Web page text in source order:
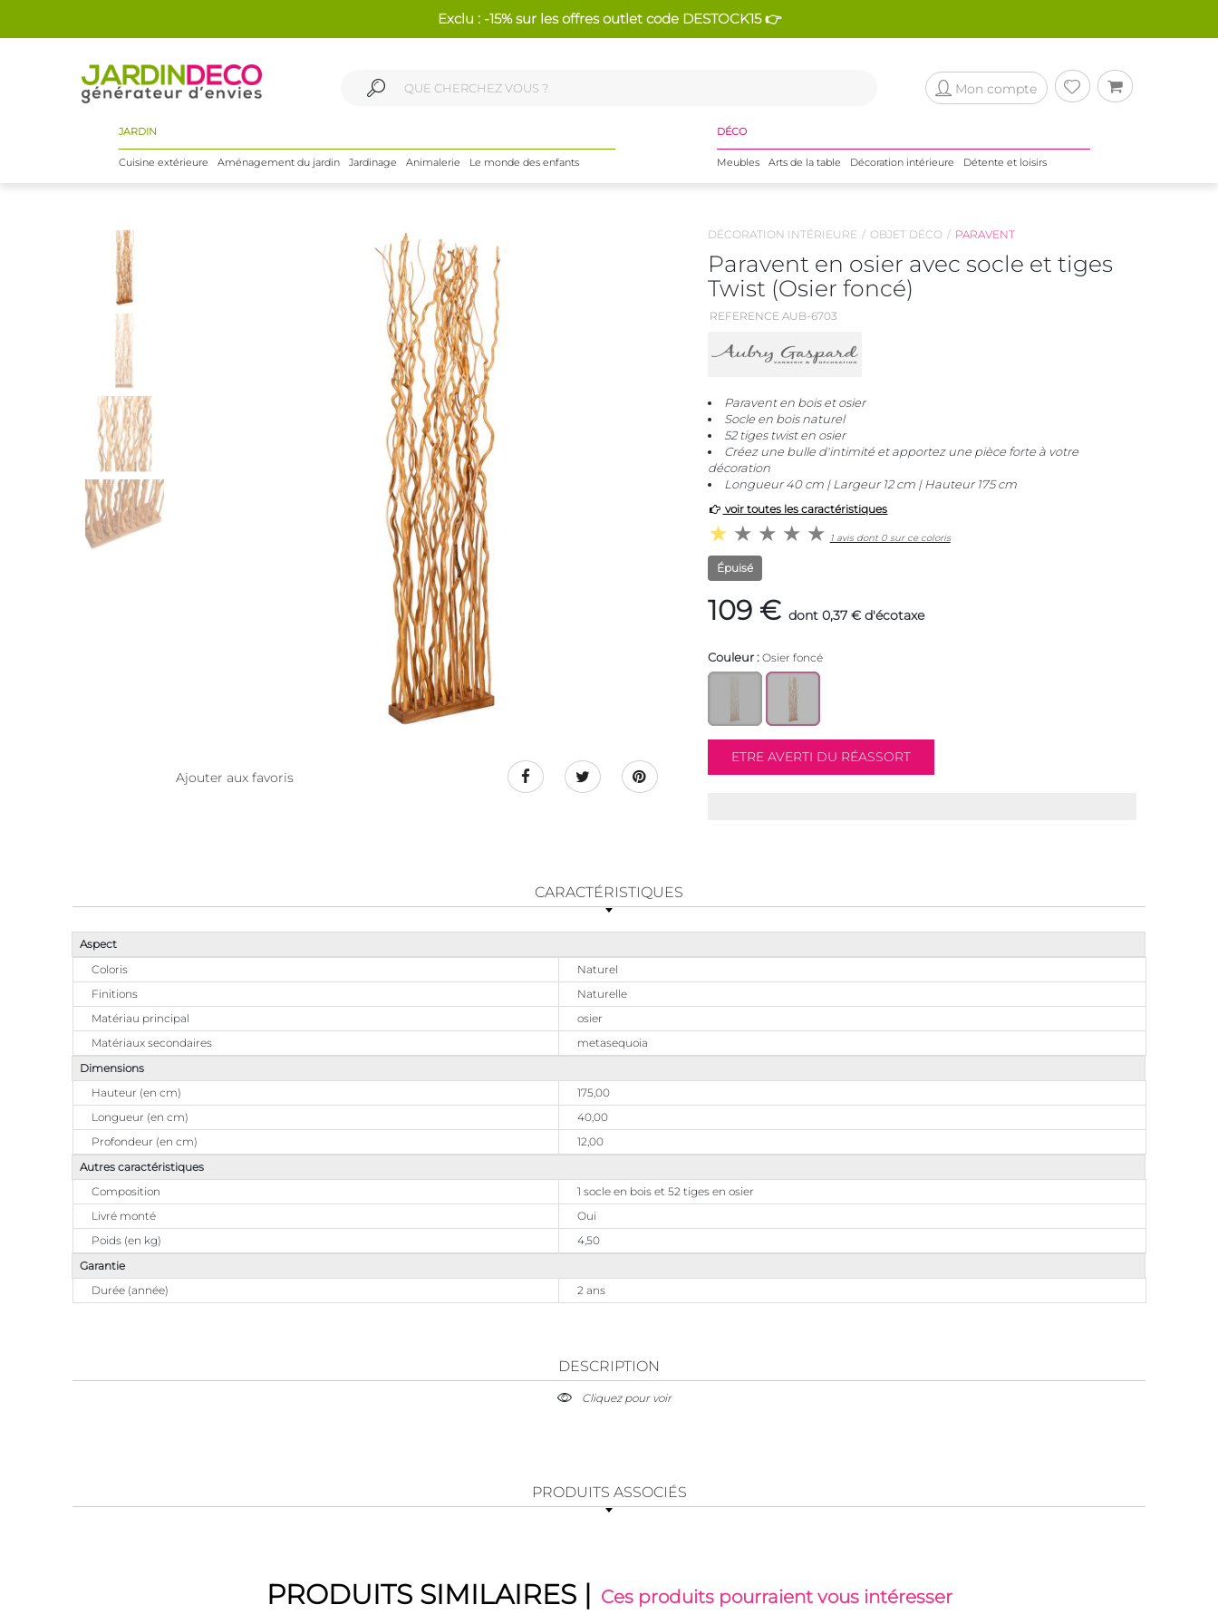
Exclu : -15% sur les offres outlet code DESTOCK15 👉
Mon compte
JARDIN
Cuisine extérieure Aménagement du jardin Jardinage Animalerie Le monde des enfants
DÉCO
Meubles Arts de la table Décoration intérieure Détente et loisirs
Ajouter aux favoris
DÉCORATION INTÉRIEURE OBJET DÉCO PARAVENT
Paravent en osier avec socle et tiges
Twist (Osier foncé)
REFERENCE AUB-6703
Paravent en bois et osier
Socle en bois naturel
52 tiges twist en osier
Créez une bulle d'intimité et apportez une pièce forte à votre
décoration
Longueur 40 cm | Largeur 12 cm | Hauteur 175 cm
voir toutes les caractéristiques
1 avis dont 0 sur ce coloris
Épuisé
109 € dont 0,37 € d'écotaxe
Couleur : Osier foncé
CARACTÉRISTIQUES
Aspect
Coloris
Naturel
Finitions
Naturelle
Matériau principal
osier
Matériaux secondaires
metasequoia
Dimensions
Hauteur (en cm)
175,00
Longueur (en cm)
40,00
Profondeur (en cm)
12,00
Autres caractéristiques
Composition
1 socle en bois et 52 tiges en osier
Livré monté
Oui
Poids (en kg)
4,50
Garantie
Durée (année)
2 ans
DESCRIPTION
Cliquez pour voir
PRODUITS ASSOCIÉS
PRODUITS SIMILAIRES | Ces produits pourraient vous intéresser